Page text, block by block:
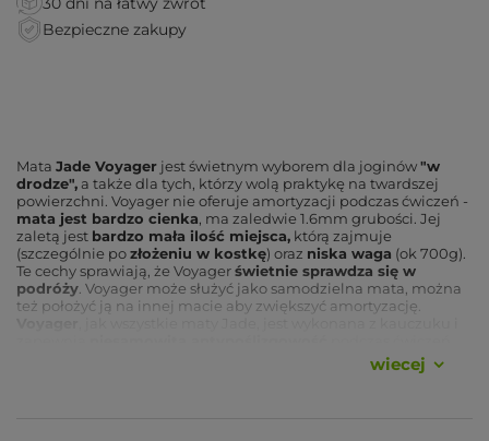
Bezpieczne zakupy
Mata Jade Voyager jest świetnym wyborem dla joginów"w
drodze", a także dla tych, którzy wolą praktykę na twardszej
powierzchni. Voyager nie oferuje amortyzacji podczas ćwiczeń -
mata jest bardzo cienka, ma zaledwie 1.6mm grubości. Jej
zaletą jest bardzo mała ilość miejsca, którą zajmuje
(szczególnie pozłożeniu w kostkę) oraz niska waga (ok 700g).
Te cechy sprawiają, że Voyagerświetnie sprawdza się w
podróży . Voyager może służyć jako samodzielna mata, można
też położyć ją na innej macie aby zwiększyć amortyzację.
Jeśli często będziesz składać matę w kostkę - widoczne będą
wiecej